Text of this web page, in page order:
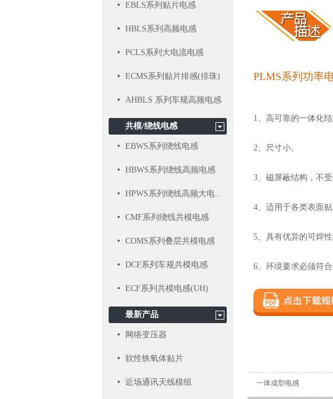
PLMS系列功率
1、高可靠的一体化结
2、尺寸小。
3、磁屏蔽结构，不受
4、适用于各类表面贴
5、具有优异的可焊性
6、环境要求必须符
一体成型电感
EBLS系列贴片电感
HBLS系列高频电感
PCLS系列大电流电感
ECMS系列贴片排感(排珠)
AHBLS 系列车规高频电感
共模/绕线电感
EBWS系列绕线电感
HBWS系列绕线高频电感
HPWS系列绕线高频大电流电感
CMF系列绕线共模电感
COMS系列叠层共模电感
DCF系列车规共模电感
ECF系列共模电感(UH)
最新产品
网络变压器
软性铁氧体贴片
近场通讯天线模组